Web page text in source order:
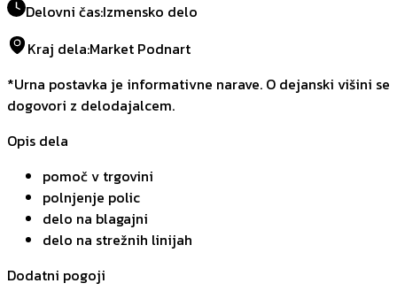
Delovni čas:Izmensko delo
Kraj dela:Market Podnart
*Urna postavka je informativne narave. O dejanski višini se
dogovori z delodajalcem.
Opis dela
pomoč v trgovini
polnjenje polic
delo na blagajni
delo na strežnih linijah
Dodatni pogoji